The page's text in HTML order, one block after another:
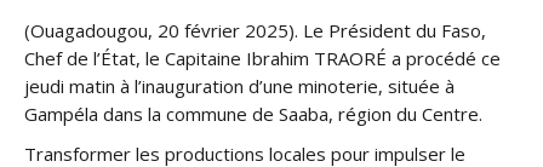
(Ouagadougou, 20 février 2025). Le Président du Faso,
Chef de l’État, le Capitaine Ibrahim TRAORÉ a procédé ce
jeudi matin à l’inauguration d’une minoterie, située à
Gampéla dans la commune de Saaba, région du Centre.
Transformer les productions locales pour impulser le